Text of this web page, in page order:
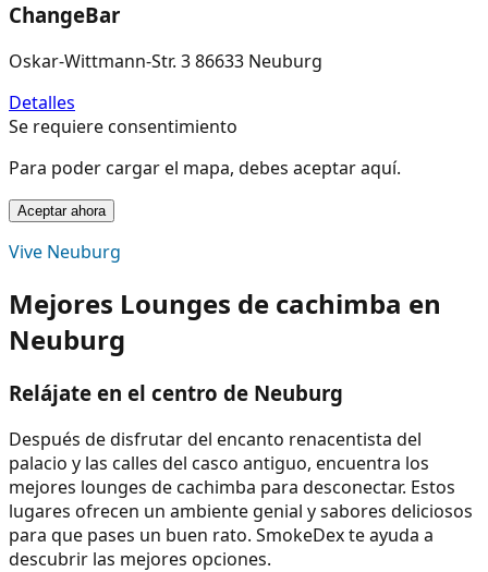
ChangeBar
Oskar-Wittmann-Str. 3 86633 Neuburg
Detalles
Se requiere consentimiento
Para poder cargar el mapa, debes aceptar aquí.
Aceptar ahora
Vive Neuburg
Mejores Lounges de cachimba en
Neuburg
Relájate en el centro de Neuburg
Después de disfrutar del encanto renacentista del
palacio y las calles del casco antiguo, encuentra los
mejores lounges de cachimba para desconectar. Estos
lugares ofrecen un ambiente genial y sabores deliciosos
para que pases un buen rato. SmokeDex te ayuda a
descubrir las mejores opciones.